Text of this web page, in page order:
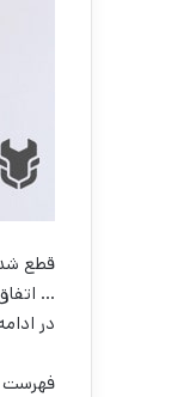
قطع
…
در
فهرست